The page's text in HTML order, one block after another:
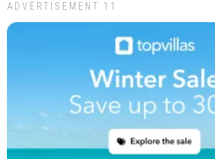
ADVERTISEMENT 11